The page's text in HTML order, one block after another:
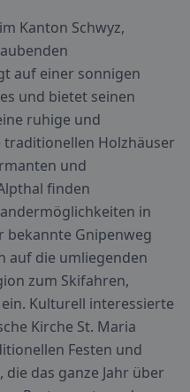
Kanton Schwyz,
auf einer sonnigen
und bietet seinen
ruhige und
Holzhäuser
und
finden
in
Gnipenweg
auf die umliegenden
zum Skifahren,
Kulturell interessierte
Kirche St. Maria
Festen und
das ganze Jahr über